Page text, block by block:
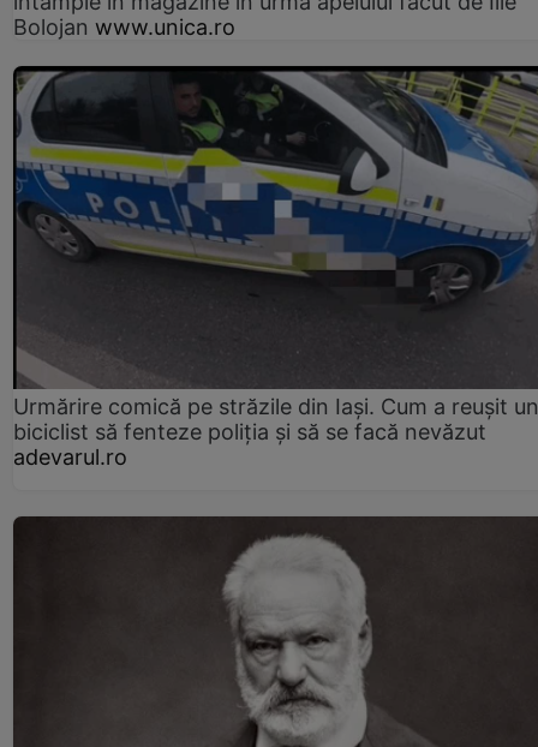
Bolojan www.unica.ro
Urmărire comică pe străzile din Iași. Cum a reușit un
biciclist să fenteze poliția și să se facă nevăzut
adevarul.ro